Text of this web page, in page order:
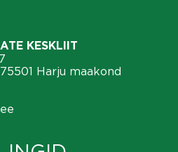
KESKLIIT
Harju maakond